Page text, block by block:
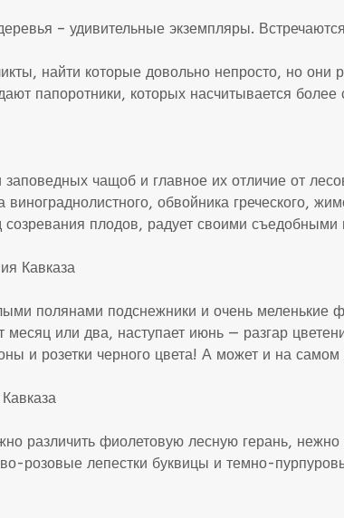
– удивительные экземпляры.
найти которые довольно непросто, но
папоротники, которых насчитывается
чащоб и главное их отличие от
обвойника греческого,
созревания плодов, радует своими
полянами подснежники и очень
месяц или два, наступает июнь — разгар
и розетки черного цвета! А может и на самом
различить фиолетовую лесную герань,
розовые лепестки буквицы и темно-